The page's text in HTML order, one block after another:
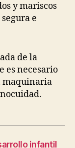
y mariscos
e
de la
es necesario
maquinaria
infantil